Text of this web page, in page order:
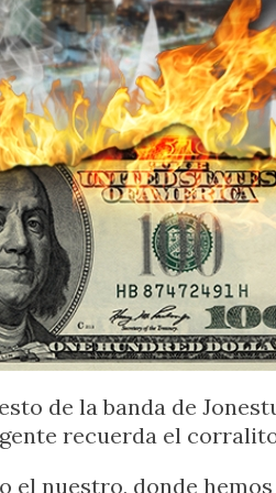
de la banda de
recuerda el
nuestro, donde